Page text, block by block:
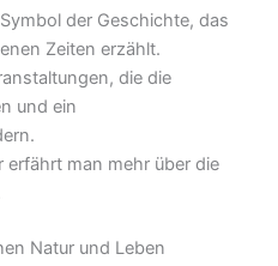
der Geschichte, das
Zeiten erzählt.
die die
und ein
erfährt man mehr über die
Natur und Leben